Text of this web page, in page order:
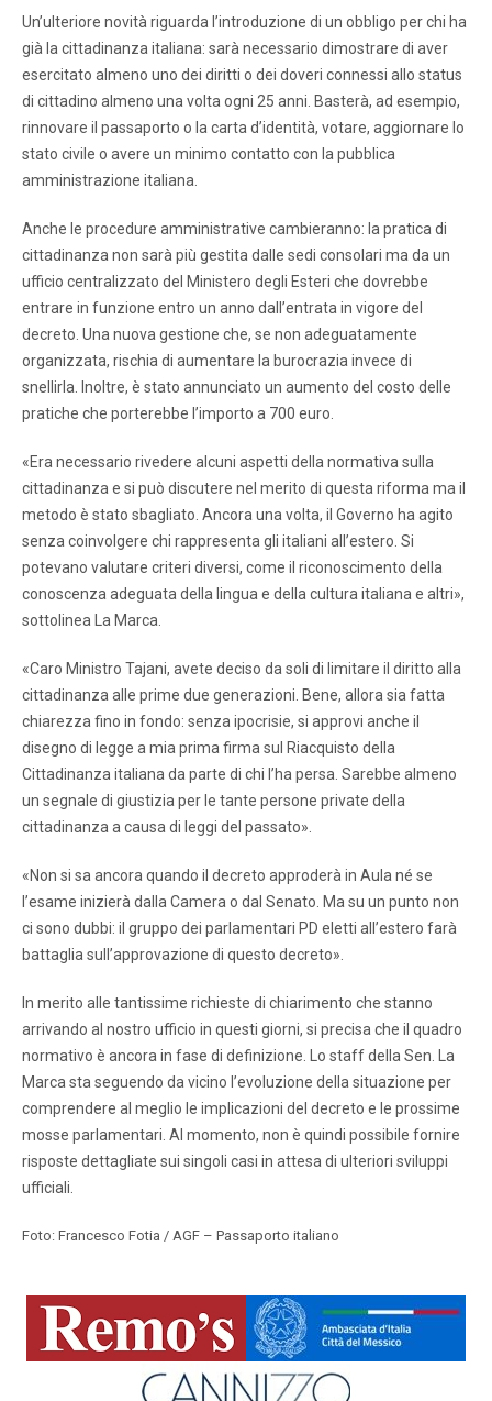
Un’ulteriore novità riguarda l’introduzione di un obbligo per chi ha
già la cittadinanza italiana: sarà necessario dimostrare di aver
esercitato almeno uno dei diritti o dei doveri connessi allo status
di cittadino almeno una volta ogni 25 anni. Basterà, ad esempio,
rinnovare il passaporto o la carta d’identità, votare, aggiornare lo
stato civile o avere un minimo contatto con la pubblica
amministrazione italiana.
Anche le procedure amministrative cambieranno: la pratica di
cittadinanza non sarà più gestita dalle sedi consolari ma da un
ufficio centralizzato del Ministero degli Esteri che dovrebbe
entrare in funzione entro un anno dall’entrata in vigore del
decreto. Una nuova gestione che, se non adeguatamente
organizzata, rischia di aumentare la burocrazia invece di
snellirla. Inoltre, è stato annunciato un aumento del costo delle
pratiche che porterebbe l’importo a 700 euro.
«Era necessario rivedere alcuni aspetti della normativa sulla
cittadinanza e si può discutere nel merito di questa riforma ma il
metodo è stato sbagliato. Ancora una volta, il Governo ha agito
senza coinvolgere chi rappresenta gli italiani all’estero. Si
potevano valutare criteri diversi, come il riconoscimento della
conoscenza adeguata della lingua e della cultura italiana e altri»,
sottolinea La Marca.
«Caro Ministro Tajani, avete deciso da soli di limitare il diritto alla
cittadinanza alle prime due generazioni. Bene, allora sia fatta
chiarezza fino in fondo: senza ipocrisie, si approvi anche il
disegno di legge a mia prima firma sul Riacquisto della
Cittadinanza italiana da parte di chi l’ha persa. Sarebbe almeno
un segnale di giustizia per le tante persone private della
cittadinanza a causa di leggi del passato».
«Non si sa ancora quando il decreto approderà in Aula né se
l’esame inizierà dalla Camera o dal Senato. Ma su un punto non
ci sono dubbi: il gruppo dei parlamentari PD eletti all’estero farà
battaglia sull’approvazione di questo decreto».
In merito alle tantissime richieste di chiarimento che stanno
arrivando al nostro ufficio in questi giorni, si precisa che il quadro
normativo è ancora in fase di definizione. Lo staff della Sen. La
Marca sta seguendo da vicino l’evoluzione della situazione per
comprendere al meglio le implicazioni del decreto e le prossime
mosse parlamentari. Al momento, non è quindi possibile fornire
risposte dettagliate sui singoli casi in attesa di ulteriori sviluppi
ufficiali.
Foto: Francesco Fotia / AGF – Passaporto italiano